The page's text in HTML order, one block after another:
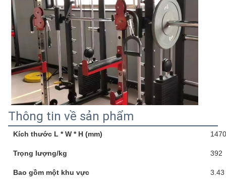
Thông tin về sản phẩm
Kích thước L * W * H (mm)
Trọng lượng/kg 392
Bao gồm một khu vực 3.43